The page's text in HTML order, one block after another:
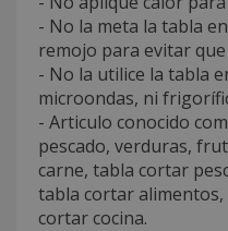
- No la meta la tabla
remojo para evitar que
- No la utilice la tabla
microondas, ni
- Articulo conocido
pescado, verduras,
carne, tabla cortar
tabla cortar
cortar cocina.